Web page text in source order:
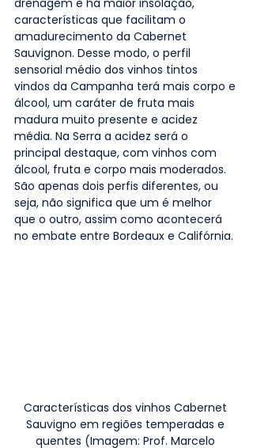
características que facilitam o
amadurecimento da Cabernet
Sauvignon. Desse modo, o perfil
sensorial médio dos vinhos tintos
vindos da Campanha terá mais corpo e
álcool, um caráter de fruta mais
madura muito presente e acidez
média. Na Serra a acidez será o
principal destaque, com vinhos com
álcool, fruta e corpo mais moderados.
São apenas dois perfis diferentes, ou
seja, não significa que um é melhor
que o outro, assim como acontecerá
no embate entre Bordeaux e Califórnia.
Características dos vinhos Cabernet
Sauvigno em regiões temperadas e
quentes (Imagem: Prof. Marcelo